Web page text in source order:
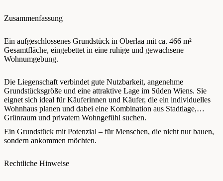
Zusammenfassung
Ein aufgeschlossenes Grundstück in Oberlaa mit ca. 466 m²
Gesamtfläche, eingebettet in eine ruhige und gewachsene
Wohnumgebung.
Die Liegenschaft verbindet gute Nutzbarkeit, angenehme
Grundstücksgröße und eine attraktive Lage im Süden Wiens. Sie
eignet sich ideal für Käuferinnen und Käufer, die ein individuelles
Wohnhaus planen und dabei eine Kombination aus Stadtlage,
Grünraum und privatem Wohngefühl suchen.
Ein Grundstück mit Potenzial – für Menschen, die nicht nur bauen,
sondern ankommen möchten.
Rechtliche Hinweise